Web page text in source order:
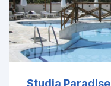
Studia Paradise